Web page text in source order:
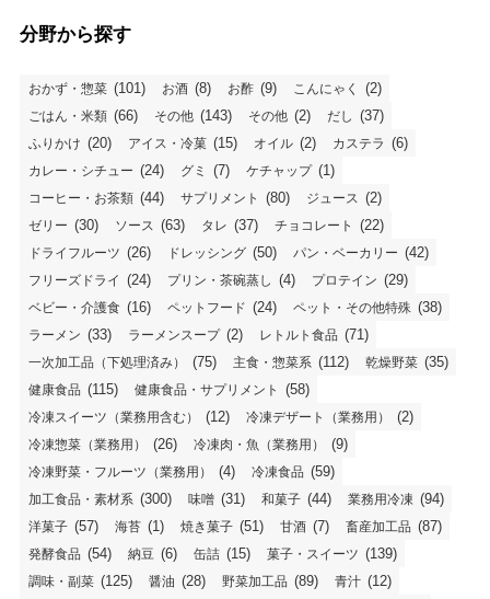
分野から探す
おかず・惣菜 (101) お酒 (8) お酢 (9) こんにゃく (2)
ごはん・米類 (66) その他 (143) その他 (2) だし (37)
ふりかけ (20) アイス・冷菓 (15) オイル (2) カステラ (6)
カレー・シチュー (24) グミ (7) ケチャップ (1)
コーヒー・お茶類 (44) サプリメント (80) ジュース (2)
ゼリー (30) ソース (63) タレ (37) チョコレート (22)
ドライフルーツ (26) ドレッシング (50) パン・ベーカリー (42)
フリーズドライ (24) プリン・茶碗蒸し (4) プロテイン (29)
ベビー・介護食 (16) ペットフード (24) ペット・その他特殊 (38)
ラーメン (33) ラーメンスープ (2) レトルト食品 (71)
一次加工品（下処理済み） (75) 主食・惣菜系 (112) 乾燥野菜 (35)
健康食品 (115) 健康食品・サプリメント (58)
冷凍スイーツ（業務用含む） (12) 冷凍デザート（業務用） (2)
冷凍惣菜（業務用） (26) 冷凍肉・魚（業務用） (9)
冷凍野菜・フルーツ（業務用） (4) 冷凍食品 (59)
加工食品・素材系 (300) 味噌 (31) 和菓子 (44) 業務用冷凍 (94)
洋菓子 (57) 海苔 (1) 焼き菓子 (51) 甘酒 (7) 畜産加工品 (87)
発酵食品 (54) 納豆 (6) 缶詰 (15) 菓子・スイーツ (139)
調味・副菜 (125) 醤油 (28) 野菜加工品 (89) 青汁 (12)